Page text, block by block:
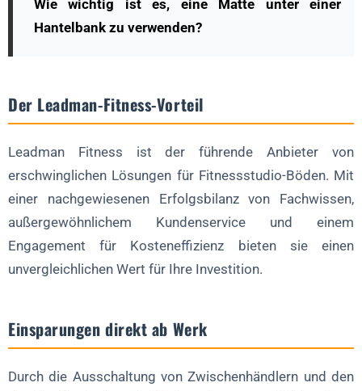
Wie wichtig ist es, eine Matte unter einer
Hantelbank zu verwenden?
Der Leadman-Fitness-Vorteil
Leadman Fitness ist der führende Anbieter von
erschwinglichen Lösungen für Fitnessstudio-Böden. Mit
einer nachgewiesenen Erfolgsbilanz von Fachwissen,
außergewöhnlichem Kundenservice und einem
Engagement für Kosteneffizienz bieten sie einen
unvergleichlichen Wert für Ihre Investition.
Einsparungen direkt ab Werk
Durch die Ausschaltung von Zwischenhändlern und den